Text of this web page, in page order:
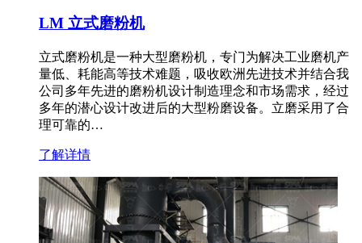
LM 立式磨粉机
立式磨粉机是一种大型磨粉机，专门为解决工业磨机产
量低、耗能高等技术难题，吸收欧洲先进技术并结合我
公司多年先进的磨粉机设计制造理念和市场需求，经过
多年的潜心设计改进后的大型粉磨设备。立磨采用了合
理可靠的…
了解详情